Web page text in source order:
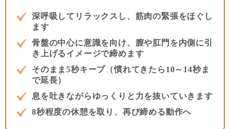
深呼吸してリラックスし、筋肉の緊張をほぐし
ます
骨盤の中心に意識を向け、膣や肛門を内側に引
き上げるイメージで締めます
そのまま5秒キープ（慣れてきたら10～14秒ま
で延長）
息を吐きながらゆっくりと力を抜いていきます
8秒程度の休憩を取り、再び締める動作へ